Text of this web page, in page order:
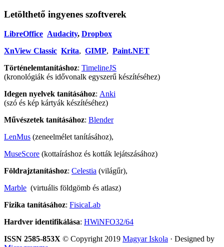
Letölthető ingyenes szoftverek
LibreOffice Audacity, Dropbox
XnView Classic Krita, GIMP, Paint.NET
Történelemtanításhoz: TimelineJS
(kronológiák és idővonalk egyszerű készítéséhez)
Idegen nyelvek tanításához: Anki
(szó és kép kártyák készítéséhez)
Művészetek tanításához: Blender
LenMus (zeneelmélet tanításához),
MuseScore (kottaíráshoz és kották lejátszásához)
Földrajztanításhoz: Celestia (világűr),
Marble (virtuális földgömb és atlasz)
Fizika tanításához: FisicaLab
Hardver identifikálása: HWiNFO32/64
ISSN 2585-853X © Copyright 2019 Magyar Iskola · Designed by